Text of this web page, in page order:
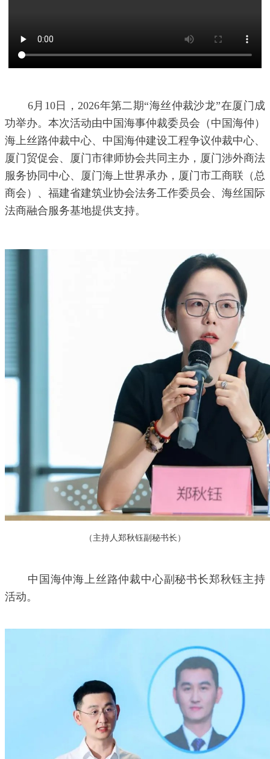
6月10日，2026年第二期“海丝仲裁沙龙”在厦门成
功举办。本次活动由中国海事仲裁委员会（中国海仲）
海上丝路仲裁中心、中国海仲建设工程争议仲裁中心、
厦门贸促会、厦门市律师协会共同主办，厦门涉外商法
服务协同中心、厦门海上世界承办，厦门市工商联（总
商会）、福建省建筑业协会法务工作委员会、海丝国际
法商融合服务基地提供支持。
（主持人郑秋钰副秘书长）
中国海仲海上丝路仲裁中心副秘书长郑秋钰主持
活动。